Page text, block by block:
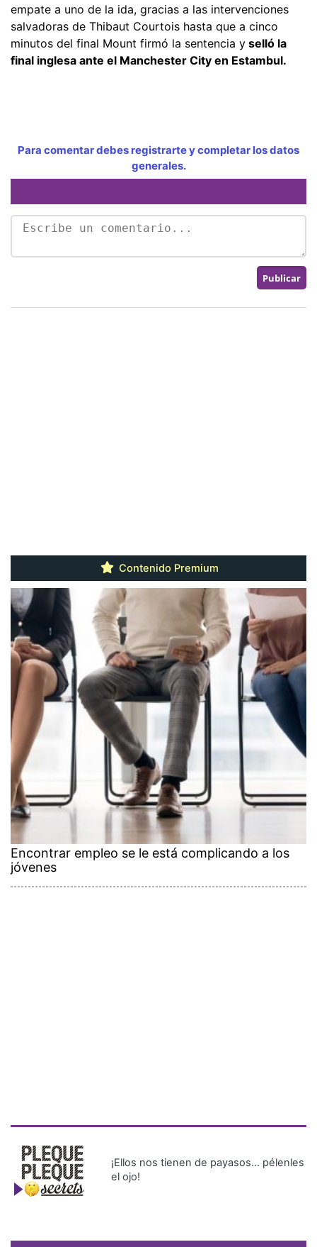
empate a uno de la ida, gracias a las intervenciones
salvadoras de Thibaut Courtois hasta que a cinco
minutos del final Mount firmó la sentencia y selló la
final inglesa ante el Manchester City en Estambul.
Para comentar debes registrarte y completar los datos
generales.
Contenido Premium
Encontrar empleo se le está complicando a los
jóvenes
¡Ellos nos tienen de payasos… pélenles
el ojo!